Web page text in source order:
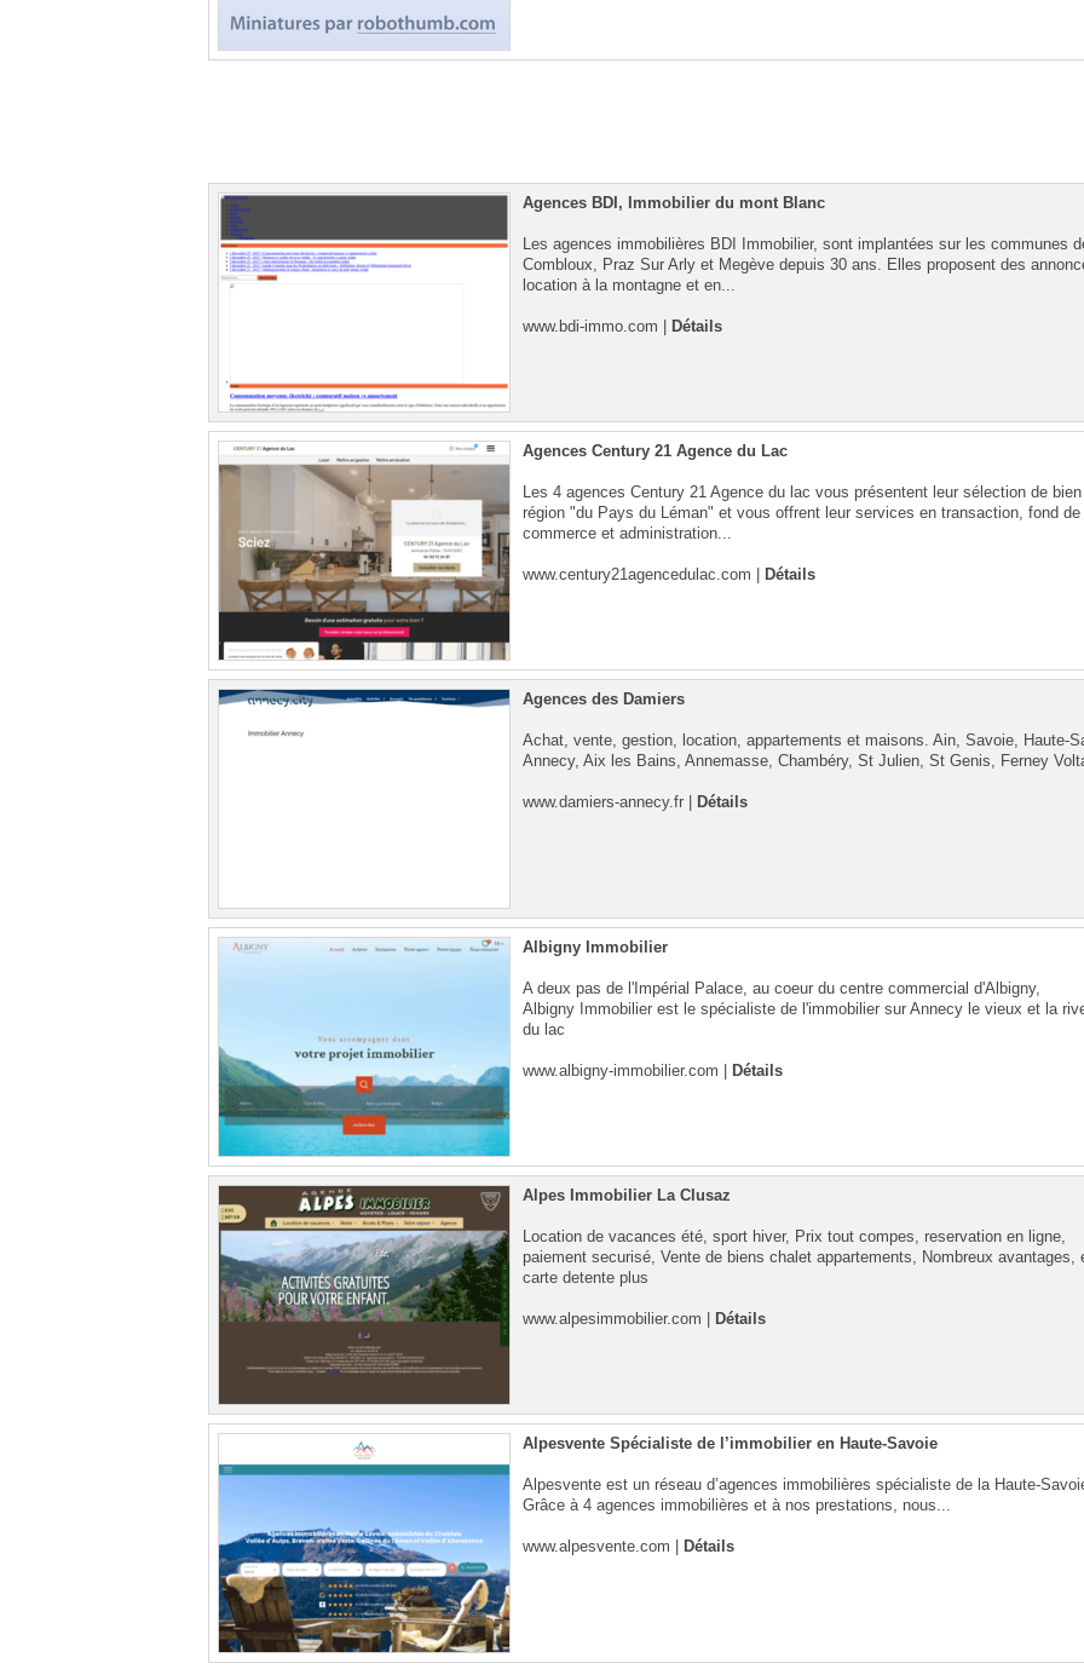
Agences BDI, Immobilier du mont Blanc
Les agences immobilières BDI Immobilier, sont implantées sur les communes
Combloux, Praz Sur Arly et Megève depuis 30 ans. Elles proposent des
location à la montagne et en...
www.bdi-immo.com Détails
Agences Century 21 Agence du Lac
Les 4 agences Century 21 Agence du lac vous présentent leur sélection de
région "du Pays du Léman" et vous offrent leur services en transaction, fond de
commerce et administration...
www.century21agencedulac.com Détails
Agences des Damiers
Achat, vente, gestion, location, appartements et maisons. Ain, Savoie, Haute-
Annecy, Aix les Bains, Annemasse, Chambéry, St Julien, St Genis, Ferney
www.damiers-annecy.fr Détails
Albigny Immobilier
A deux pas de l'Impérial Palace, au coeur du centre commercial d'Albigny,
Albigny Immobilier est le spécialiste de l'immobilier sur Annecy le vieux et la
du lac
www.albigny-immobilier.com Détails
Alpes Immobilier La Clusaz
Location de vacances été, sport hiver, Prix tout compes, reservation en ligne,
paiement securisé, Vente de biens chalet appartements, Nombreux avantages,
carte detente plus
www.alpesimmobilier.com Détails
Alpesvente Spécialiste de l’immobilier en Haute-Savoie
Alpesvente est un réseau d’agences immobilières spécialiste de la Haute-
Grâce à 4 agences immobilières et à nos prestations, nous...
www.alpesvente.com Détails